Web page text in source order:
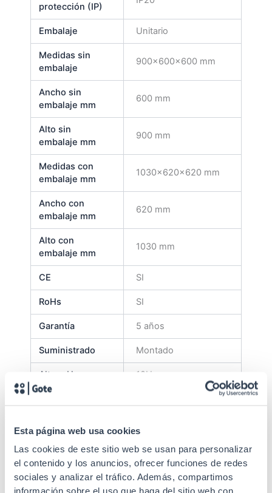
Esta página web usa cookies
Las cookies de este sitio web se usan para personalizar
el contenido y los anuncios, ofrecer funciones de redes
sociales y analizar el tráfico. Además, compartimos
protección (IP)
Embalaje Unitario
Medidas sin
embalaje
900x600x600 mm
Ancho sin
embalaje mm
600 mm
Alto sin
embalaje mm
900 mm
Medidas con
embalaje mm
1030x620x620 mm
Ancho con
embalaje mm
620 mm
Alto con
embalaje mm
1030 mm
CE SI
RoHs SI
Garantía 5 años
Suministrado Montado
Altura U 18U
Perfiles de
4 "tipo U"
desplazables en
profundidad (2 mm de
espesor)